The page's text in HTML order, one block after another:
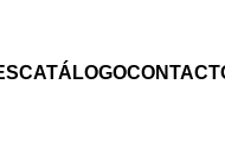
CATÁLOGO